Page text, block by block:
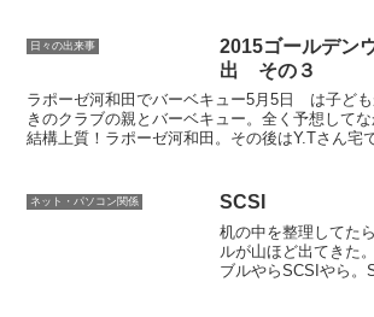
日々の出来事
2015ゴールデン
出 その３
ラポーゼ河和田でバーベキュー5月5日 は子ども
きのクラブの親とバーベキュー。全く予想して
結構上質！ラポーゼ河和田。その後はY.Tさん宅
ネット・パソコン関係 SCSI
机の中を整理してた
ルが山ほど出てきた
ブルやらSCSIやら。